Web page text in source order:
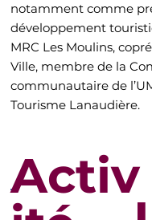
notamment comme
développement
MRC Les Moulins,
Ville, membre de la
communautaire de
Tourisme Lanaudière.
Activ